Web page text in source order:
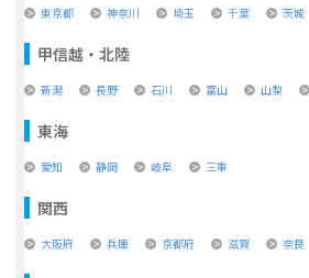
東京都 神奈川 埼玉 千葉 茨城
甲信越・北陸
新潟 長野 石川 富山 山梨
東海
愛知 静岡 岐阜 三重
関西
大阪府 兵庫 京都府 滋賀 奈良